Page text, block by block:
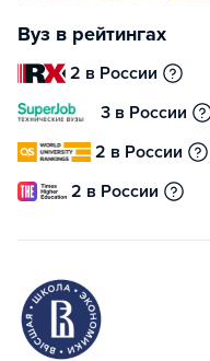
Вуз в рейтингах
2 в России
3 в России
2 в России
2 в России